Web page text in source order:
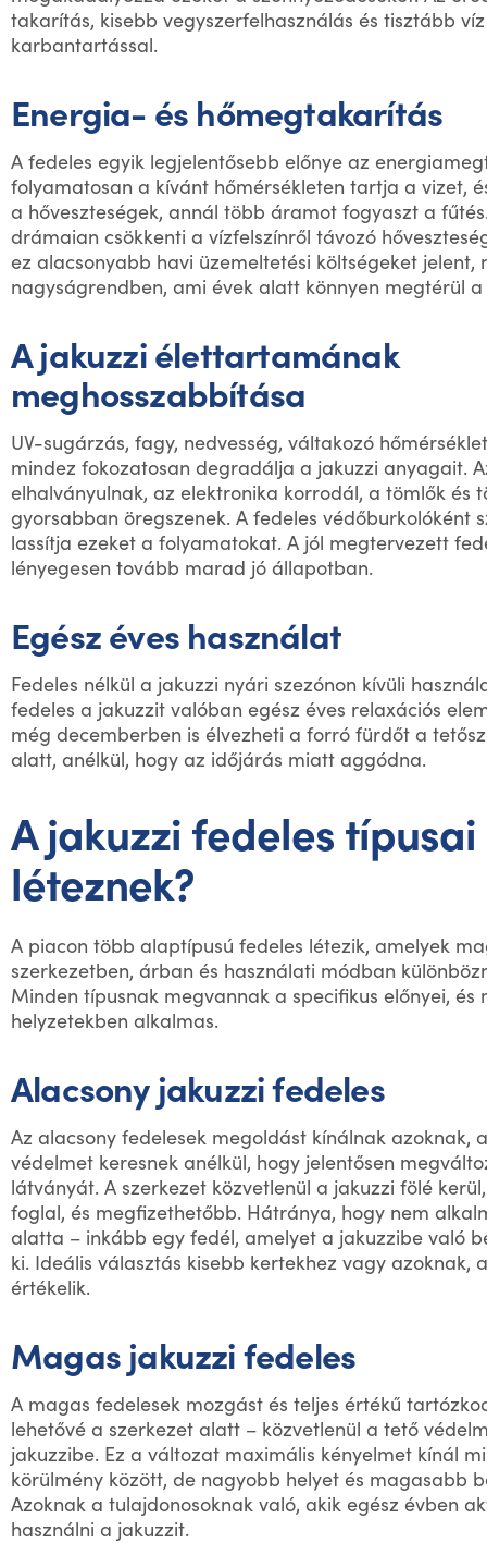
dizájntelke, pergolája vagy télikertje dísze lesz.
megállja a helyét. Így gyakorlatilag bárhová
elhelyezheti, ahol csak akarja.
A terasz alumínium tetővel való lefedése a stabil
lehetőséget megtalál, a klasszikus polikarbonáttól a
szigetelő- és biztonsági üvegen át az isodomus
szendvicspanelig.
Elegáns dizájn
Az alumínium profilok modern városi megjelenést
kínálnak, amely felpezsdíti ingatlana környezetét.
Választhat szürke, antracit, barna színek közül, vagy a
színt igény szerint keverjük festékboltunkban.
takarítás, kisebb vegyszerfelhasználás és tisztább
karbantartással.
Energia- és hőmegtakarítás
A fedeles egyik legjelentősebb előnye az
folyamatosan a kívánt hőmérsékleten tartja a vizet,
a hőveszteségek, annál több áramot fogyaszt a
drámaian csökkenti a vízfelszínről távozó
ez alacsonyabb havi üzemeltetési költségeket jelent,
nagyságrendben, ami évek alatt könnyen megtérül
A jakuzzi élettartamának
meghosszabbítása
UV-sugárzás, fagy, nedvesség, váltakozó
mindez fokozatosan degradálja a jakuzzi anyagait.
elhalványulnak, az elektronika korrodál, a tömlők és
gyorsabban öregszenek. A fedeles védőburkolóként
lassítja ezeket a folyamatokat. A jól megtervezett
lényegesen tovább marad jó állapotban.
Egész éves használat
Fedeles nélkül a jakuzzi nyári szezónon kívüli
fedeles a jakuzzit valóban egész éves relaxációs
még decemberben is élvezheti a forró fürdőt a
alatt, anélkül, hogy az időjárás miatt aggódna.
A jakuzzi fedeles
léteznek?
A piacon több alaptípusú fedeles létezik, amelyek
szerkezetben, árban és használati módban
Minden típusnak megvannak a specifikus előnyei, és
helyzetekben alkalmas.
Alacsony jakuzzi fedeles
Az alacsony fedelesek megoldást kínálnak azoknak,
védelmet keresnek anélkül, hogy jelentősen
látványát. A szerkezet közvetlenül a jakuzzi fölé
foglal, és megfizethetőbb. Hátránya, hogy nem
alatta – inkább egy fedél, amelyet a jakuzzibe való
ki. Ideális választás kisebb kertekhez vagy azoknak,
értékelik.
Magas jakuzzi fedeles
A magas fedelesek mozgást és teljes értékű
lehetővé a szerkezet alatt – közvetlenül a tető
jakuzzibe. Ez a változat maximális kényelmet kínál
körülmény között, de nagyobb helyet és magasabb
Azoknak a tulajdonosoknak való, akik egész évben
használni a jakuzzit.